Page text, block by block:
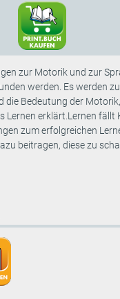
zur Motorik und zur
werden. Es werden
die Bedeutung der
Lernen erklärt.Lernen fällt
zum erfolgreichen
beitragen, diese zu